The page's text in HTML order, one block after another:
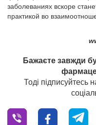
заболеваниях вскоре
практикой во
Бажаєте завжди
Тоді